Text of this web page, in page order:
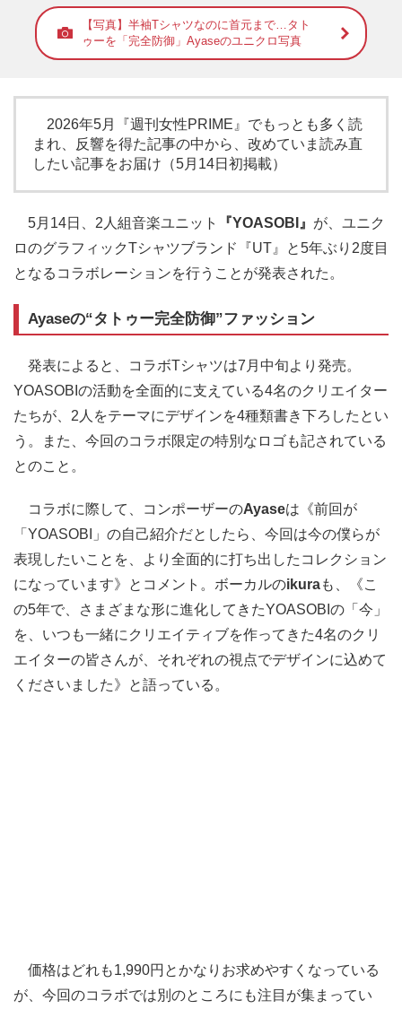
【写真】半袖Tシャツなのに首元まで…タト
ゥーを「完全防御」Ayaseのユニクロ写真
2026年5月『週刊女性PRIME』でもっとも多く読
まれ、反響を得た記事の中から、改めていま読み直
したい記事をお届け（5月14日初掲載）
5月14日、2人組音楽ユニット 『YOASOBI』 が、ユニク
ロのグラフィックTシャツブランド『UT』と5年ぶり2度目
となるコラボレーションを行うことが発表された。
Ayaseの“タトゥー完全防御”ファッション
発表によると、コラボTシャツは7月中旬より発売。
YOASOBIの活動を全面的に支えている4名のクリエイター
たちが、2人をテーマにデザインを4種類書き下ろしたとい
う。また、今回のコラボ限定の特別なロゴも記されている
とのこと。
コラボに際して、コンポーザーのAyaseは《前回が
「YOASOBI」の自己紹介だとしたら、今回は今の僕らが
表現したいことを、より全面的に打ち出したコレクション
になっています》とコメント。ボーカルのikuraも、《こ
の5年で、さまざまな形に進化してきたYOASOBIの「今」
を、いつも一緒にクリエイティブを作ってきた4名のクリ
エイターの皆さんが、それぞれの視点でデザインに込めて
くださいました》と語っている。
価格はどれも1,990円とかなりお求めやすくなっている
が、今回のコラボでは別のところにも注目が集まってい